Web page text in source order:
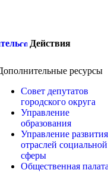
Действия
ресурсы
Совет депутатов
городского округа
Управление
образования
Управление развития
отраслей социальной
сферы
Общественная